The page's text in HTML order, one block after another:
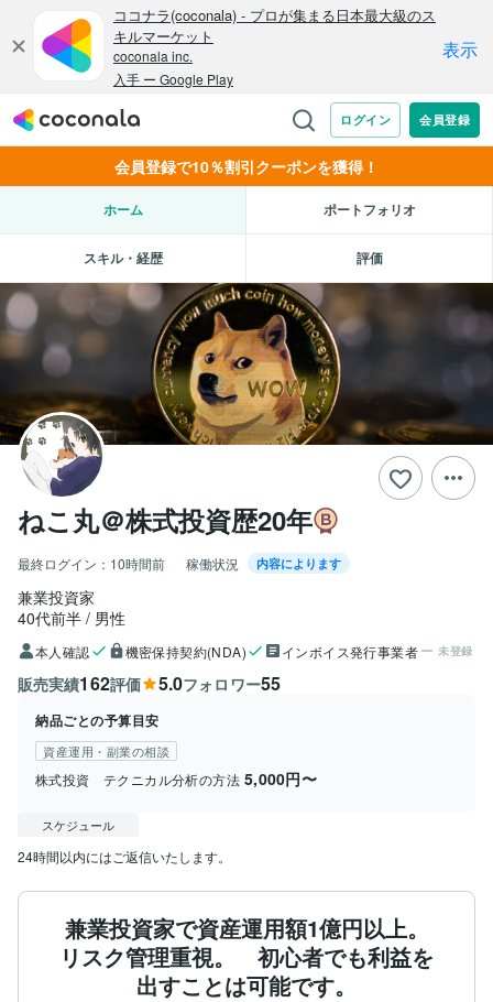
会員登録で10％割引クーポンを獲得！
ホーム ポートフォリオ
スキル・経歴 評価
ねこ丸＠株式投資歴20年
最終ログイン： 10時間前 稼働状況 内容によります
兼業投資家
40代前半
男性
本人確認 機密保持契約(NDA) インボイス発行事業者 未登録
販売実績162評価 5.0フォロワー55
納品ごとの予算目安
資産運用・副業の相談
株式投資 テクニカル分析の方法 5,000円〜
スケジュール
24時間以内にはご返信いたします。
兼業投資家で資産運用額1億円以上。
リスク管理重視。 初心者でも利益を
出すことは可能です。